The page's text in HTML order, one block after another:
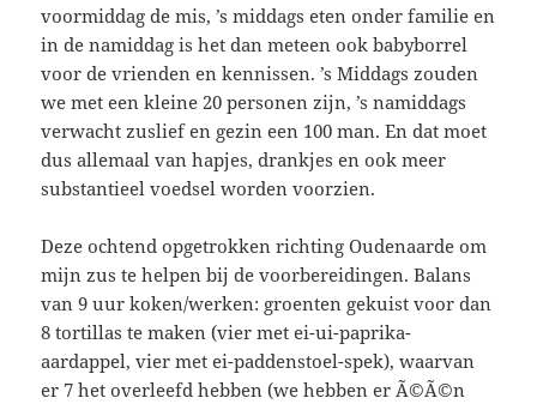
voormiddag de mis, ’s middags eten onder familie en
in de namiddag is het dan meteen ook babyborrel
voor de vrienden en kennissen. ’s Middags zouden
we met een kleine 20 personen zijn, ’s namiddags
verwacht zuslief en gezin een 100 man. En dat moet
dus allemaal van hapjes, drankjes en ook meer
substantieel voedsel worden voorzien.
Deze ochtend opgetrokken richting Oudenaarde om
mijn zus te helpen bij de voorbereidingen. Balans
van 9 uur koken/werken: groenten gekuist voor dan
8 tortillas te maken (vier met ei-ui-paprika-
aardappel, vier met ei-paddenstoel-spek), waarvan
er 7 het overleefd hebben (we hebben er Ã©Ã©n